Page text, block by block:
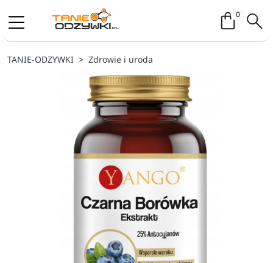
0Koszyk /
TANIE-ODZYWKI Zdrowie i uroda